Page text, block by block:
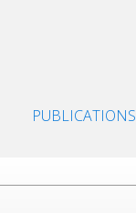
PUBLICATIONS